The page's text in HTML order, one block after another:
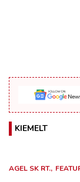
KIEMELT
AGEL SK RT.